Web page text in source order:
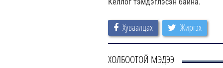
Хуваалцах Жиргэх
ХОЛБООТОЙ МЭДЭЭ